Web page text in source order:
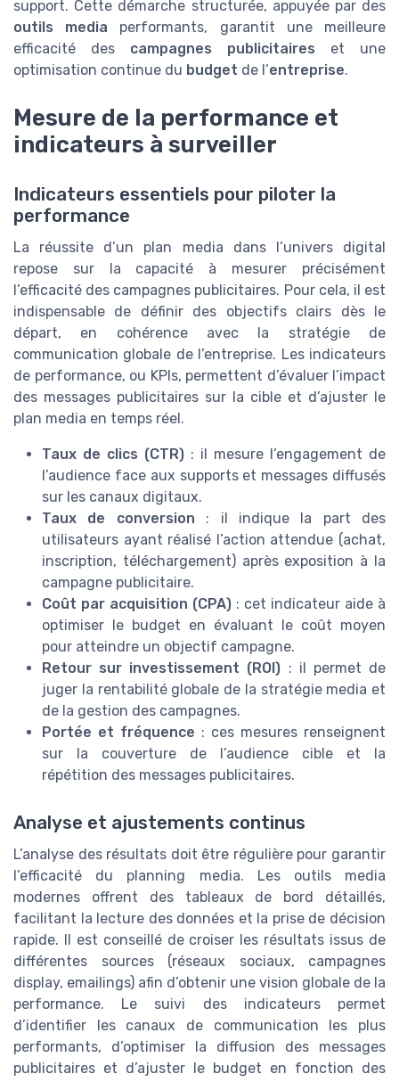
support. Cette démarche structurée, appuyée par des
outils media performants, garantit une meilleure
efficacité des campagnes publicitaires et une
optimisation continue du budget de l’entreprise.
Mesure de la performance et
indicateurs à surveiller
Indicateurs essentiels pour piloter la
performance
La réussite d’un plan media dans l’univers digital
repose sur la capacité à mesurer précisément
l’efficacité des campagnes publicitaires. Pour cela, il est
indispensable de définir des objectifs clairs dès le
départ, en cohérence avec la stratégie de
communication globale de l’entreprise. Les indicateurs
de performance, ou KPIs, permettent d’évaluer l’impact
des messages publicitaires sur la cible et d’ajuster le
plan media en temps réel.
Taux de clics (CTR) : il mesure l’engagement de
l’audience face aux supports et messages diffusés
sur les canaux digitaux.
Taux de conversion : il indique la part des
utilisateurs ayant réalisé l’action attendue (achat,
inscription, téléchargement) après exposition à la
campagne publicitaire.
Coût par acquisition (CPA) : cet indicateur aide à
optimiser le budget en évaluant le coût moyen
pour atteindre un objectif campagne.
Retour sur investissement (ROI) : il permet de
juger la rentabilité globale de la stratégie media et
de la gestion des campagnes.
Portée et fréquence : ces mesures renseignent
sur la couverture de l’audience cible et la
répétition des messages publicitaires.
Analyse et ajustements continus
L’analyse des résultats doit être régulière pour garantir
l’efficacité du planning media. Les outils media
modernes offrent des tableaux de bord détaillés,
facilitant la lecture des données et la prise de décision
rapide. Il est conseillé de croiser les résultats issus de
différentes sources (réseaux sociaux, campagnes
display, emailings) afin d’obtenir une vision globale de la
performance. Le suivi des indicateurs permet
d’identifier les canaux de communication les plus
performants, d’optimiser la diffusion des messages
publicitaires et d’ajuster le budget en fonction des